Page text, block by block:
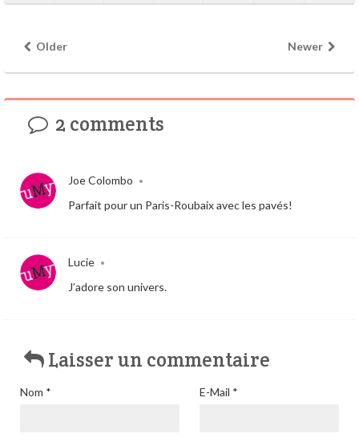
Older Newer
2 comments
Joe Colombo •
Parfait pour un Paris-Roubaix avec les pavés!
Lucie •
J’adore son univers.
Laisser un commentaire
Nom * E-Mail *